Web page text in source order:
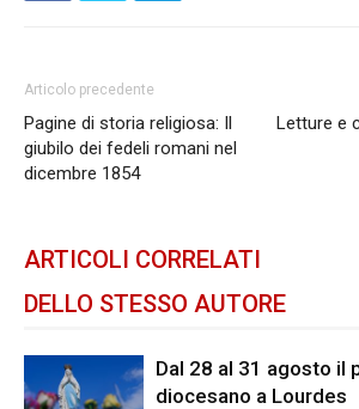
Articolo precedente
Pagine di storia religiosa: Il
giubilo dei fedeli romani nel
dicembre 1854
Letture e
ARTICOLI CORRELATI
DELLO STESSO AUTORE
Dal 28 al 31 agosto il
diocesano a Lourdes